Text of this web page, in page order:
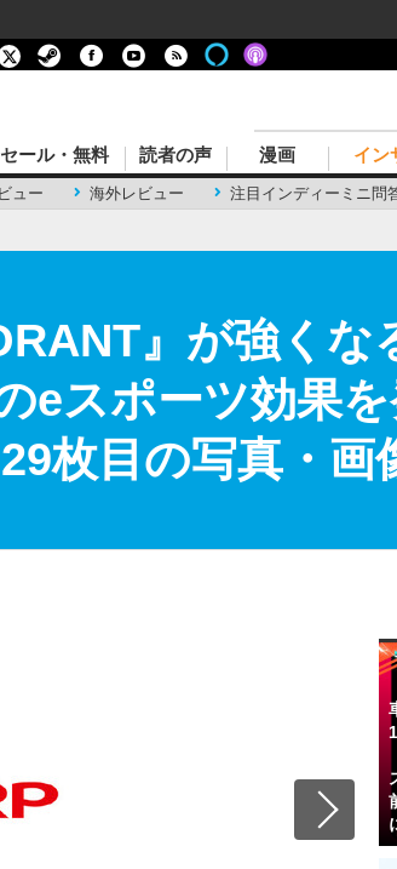
ュー 海外レビュー 注目インディーミニ問
セール・無料 読者の声 漫画 イン
』が強く
eスポーツ効果
枚目の写真・画